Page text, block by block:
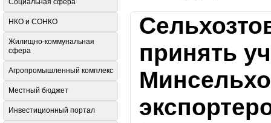
принять
Социальная сфера
НКО и СОНКО
Жилищно-коммунальная
сфера
Агропромышленный комплекс
Местный бюджет
Инвестиционный портал